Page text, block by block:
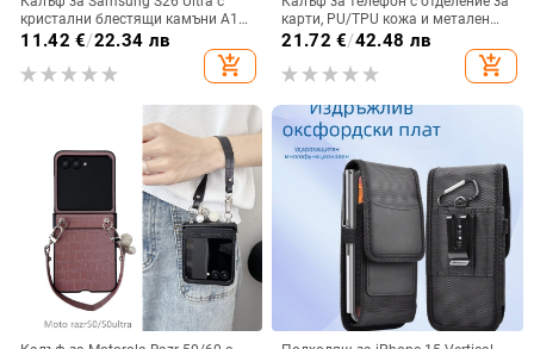
кристални блестящи камъни A17,
A57IMD Aurora Bow и S24FE,
11.42 €/22.34 лв
add_shopping_cart
карти, PU/TPU кожа и метален
пръстен; ръчна изработка,
против изпускане, за Samsung
21.72 €/42.48 лв
add_shopping_cart